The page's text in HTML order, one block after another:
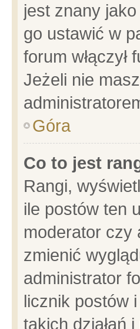
jest znany
go ustawić w
forum
Jeżeli nie
Góra
Co to jest
Rangi,
ile postów ten
moderator czy
zmienić
administrator
licznik postów
takich działań